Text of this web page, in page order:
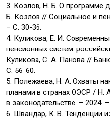
3. Козлов, Н. Б. О программе
Б. Козлов // Социальное и
– С. 30-36.
4. Куликова, Е. И.
пенсионных систем:
Куликова, С. А. Панова //
С. 56-60.
5. Полежаева, Н. А. Охваты
планами в странах ОЭСР / Н.
в законодательстве. – 2024.
6. Швандар, К. В. Тенденции